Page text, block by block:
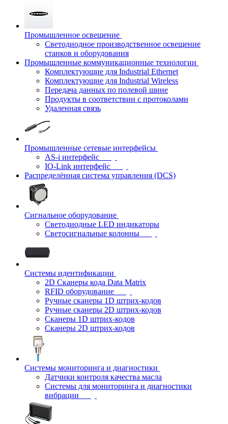
Промышленное освещение
Светодиодное производственное освещение
станков и оборудования
Промышленные коммуникационные технологии
Комплектующие для Industrial Ethernet
Комплектующие для Industrial Wireless
Передача данных по полевой шине
Продукты в соответствии с протоколами
Удаленная связь
Промышленные сетевые интерфейсы
AS-i интерфейс
IO-Link интерфейс
Распределённая система управления (DCS)
Сигнальное оборудование
Светодиодные LED индикаторы
Светосигнальные колонны
Системы идентификации
2D Сканеры кода Data Matrix
RFID оборудование
Ручные сканеры 1D штрих-кодов
Ручные сканеры 2D штрих-кодов
Сканеры 1D штрих-кодов
Сканеры 2D штрих-кодов
Системы мониторинга и диагностики
Датчики контроля качества масла
Системы для мониторинга и диагностики
вибрации